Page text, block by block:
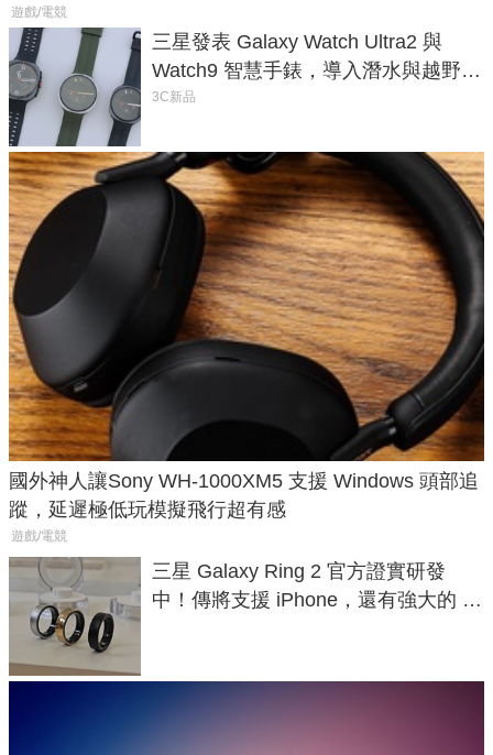
遊戲/電競
三星發表 Galaxy Watch Ultra2 與
Watch9 智慧手錶，導入潛水與越野跑
導航功能
3C新品
國外神人讓Sony WH-1000XM5 支援 Windows 頭部追
蹤，延遲極低玩模擬飛行超有感
遊戲/電競
三星 Galaxy Ring 2 官方證實研發
中！傳將支援 iPhone，還有強大的 AI